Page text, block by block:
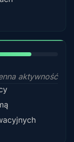
aktywność